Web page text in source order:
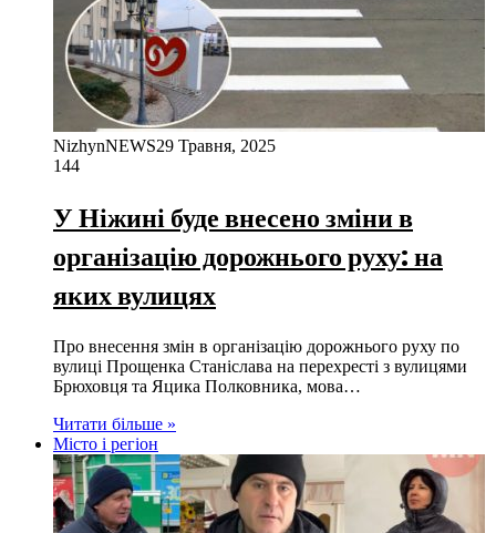
NizhynNEWS29 Травня, 2025
144
У Ніжині буде внесено зміни в
організацію дорожнього руху: на
яких вулицях
Про внесення змін в організацію дорожнього руху по
вулиці Прощенка Станіслава на перехресті з вулицями
Брюховця та Яцика Полковника, мова…
Читати більше »
Місто і регіон